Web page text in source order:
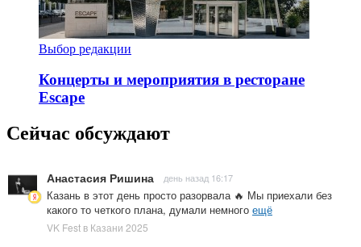
Выбор редакции
Концерты и мероприятия в ресторане
Escape
Сейчас обсуждают
Анастасия Ришина день назад 16:17
Казань в этот день просто разорвала 🔥 Мы приехали без
какого то четкого плана, думали немного ещё
VK Fest в Казани 2025